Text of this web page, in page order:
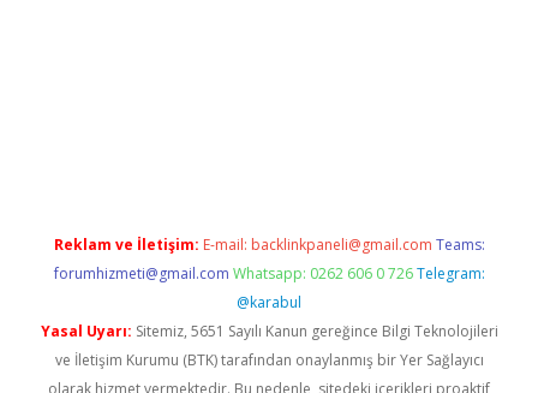
Reklam ve İletişim: E-mail: backlinkpaneli@gmail.com Teams:
forumhizmeti@gmail.com Whatsapp: 0262 606 0 726 Telegram:
@karabul
Yasal Uyarı: Sitemiz, 5651 Sayılı Kanun gereğince Bilgi Teknolojileri
ve İletişim Kurumu (BTK) tarafından onaylanmış bir Yer Sağlayıcı
olarak hizmet vermektedir. Bu nedenle, sitedeki içerikleri proaktif